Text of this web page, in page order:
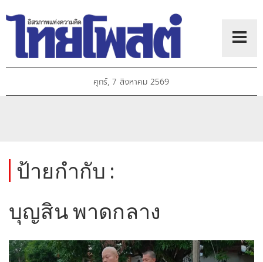
ศุกร์, 7 สิงหาคม 2569
ป้ายกำกับ :
บุญสิน พาดกลาง